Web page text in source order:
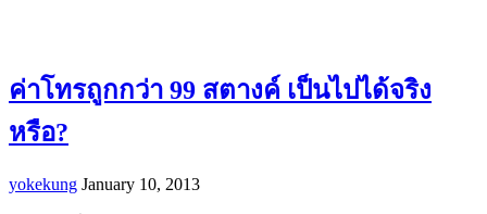
ค่าโทรถูกกว่า 99 สตางค์ เป็นไปได้จริง
หรือ?
yokekung January 10, 2013